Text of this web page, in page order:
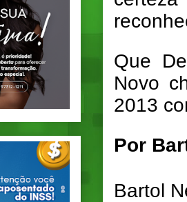
Que
Novo
2013
Por
Bartol